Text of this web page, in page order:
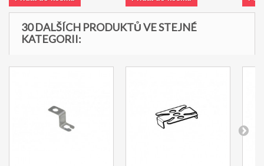
30 DALŠÍCH PRODUKTŮ VE STEJNÉ
KATEGORII: